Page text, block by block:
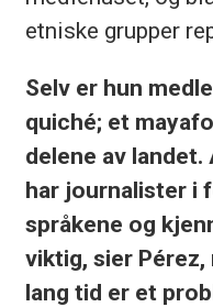
etniske grupper
Selv er hun
quiché; et
delene av
har journalister i
språkene og
viktig, sier
lang tid er et